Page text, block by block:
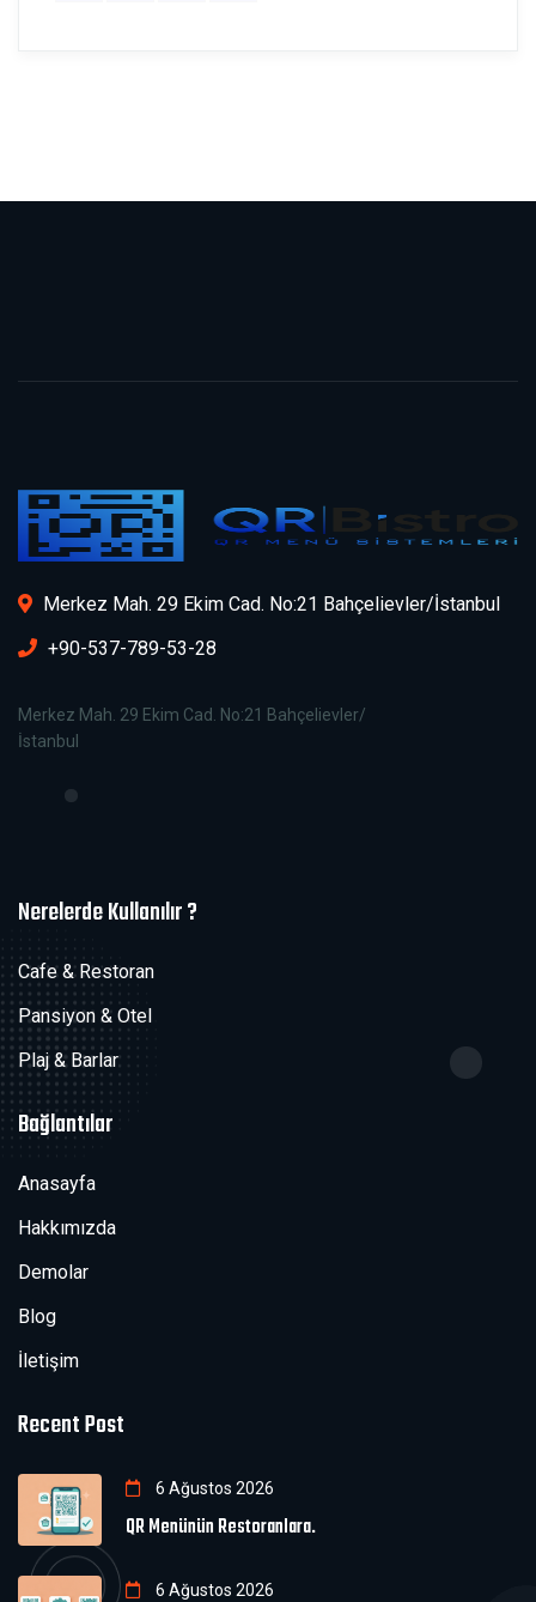
Merkez Mah. 29 Ekim Cad. No:21 Bahçelievler/İstanbul
+90-537-789-53-28
Merkez Mah. 29 Ekim Cad. No:21 Bahçelievler/
İstanbul
Nerelerde Kullanılır ?
Cafe & Restoran
Pansiyon & Otel
Plaj & Barlar
Bağlantılar
Anasayfa
Hakkımızda
Demolar
Blog
İletişim
Recent Post
6 Ağustos 2026
QR Menünün Restoranlara.
6 Ağustos 2026